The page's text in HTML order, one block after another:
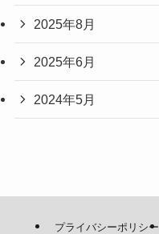
2025年8月
2025年6月
2024年5月
プライバシーポリシー